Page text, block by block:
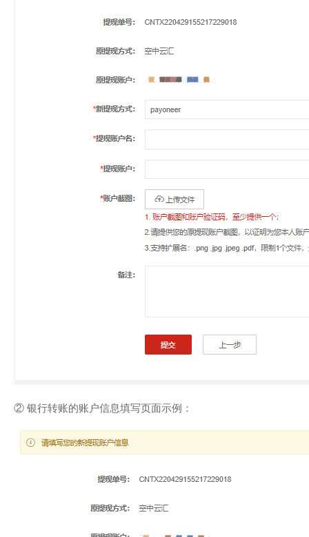
② 银行转账的账户信息填写页面示例：